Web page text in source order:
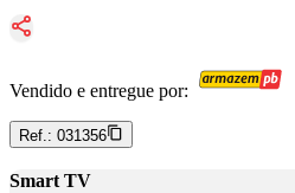
Vendido e entregue por:
Ref.: 031356
Smart TV